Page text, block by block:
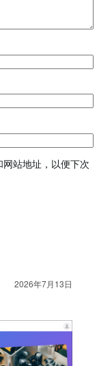
站地址，以便下次
2026年7月13日